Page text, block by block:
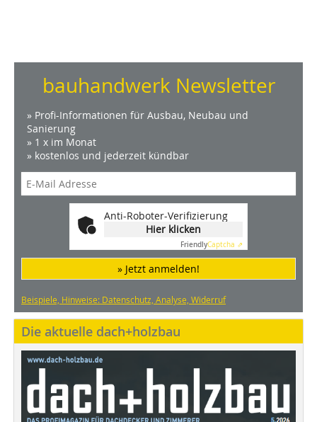
bauhandwerk Newsletter
» Profi-Informationen für Ausbau, Neubau und
Sanierung
» 1 x im Monat
» kostenlos und jederzeit kündbar
Anti-Roboter-Verifizierung
Hier klicken
FriendlyCaptcha ⇗
» Jetzt anmelden!
Beispiele, Hinweise: Datenschutz, Analyse, Widerruf
Die aktuelle dach+holzbau